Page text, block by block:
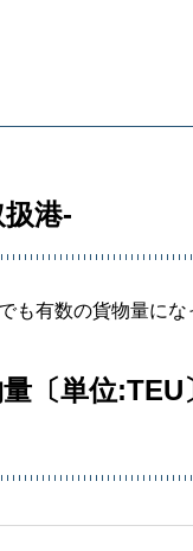
港-
有数の貨物量にな
〔単位